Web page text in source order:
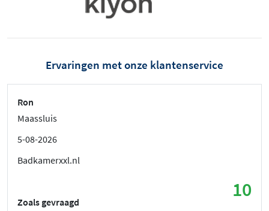
Ervaringen met onze klantenservice
Ron
Maassluis
5-08-2026
Badkamerxxl.nl
10
Zoals gevraagd